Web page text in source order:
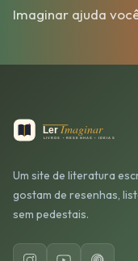
Imaginar ajuda
Um site de literatura
gostam de resenhas,
sem pedestais.